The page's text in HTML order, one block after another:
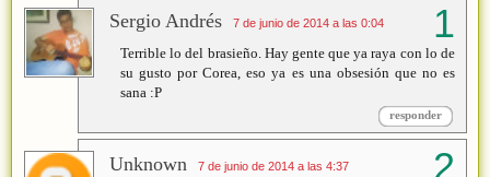
Sergio Andrés 7 de junio de 2014 a las 0:04
Terrible lo del brasieño. Hay gente que ya raya con lo de
su gusto por Corea, eso ya es una obsesión que no es
sana :P
responder
Unknown 7 de junio de 2014 a las 4:37